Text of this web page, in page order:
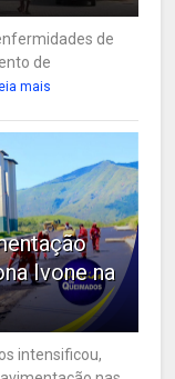
de
de
mais
Ivone na
intensificou,